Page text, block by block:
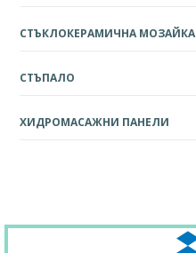
СТЪКЛОКЕРАМИЧНА МОЗАЙКА
СТЪПАЛО
ХИДРОМАСАЖНИ ПАНЕЛИ